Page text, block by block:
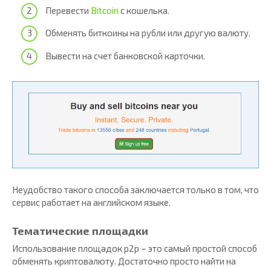
Перевести Bitcoin с кошелька.
Обменять биткоины на рубли или другую валюту.
Вывести на счет банковской карточки.
Неудобство такого способа заключается только в том, что
сервис работает на английском языке.
Тематические площадки
Использование площадок р2р – это самый простой способ
обменять криптовалюту. Достаточно просто найти на